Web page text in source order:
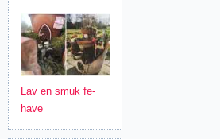
Lav en smuk fe-
have